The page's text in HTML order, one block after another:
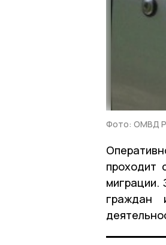
Фото: ОМВД
проходит
миграции.
граждан